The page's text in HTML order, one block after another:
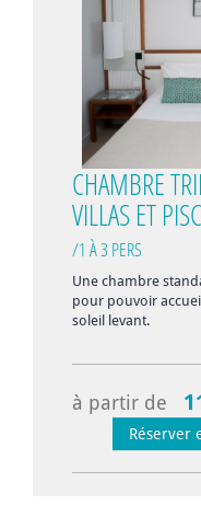
CHAMBRE
VILLAS ET
/1 À 3 PERS
Une chambre
pour pouvoir
soleil levant.
à partir de
Réserver